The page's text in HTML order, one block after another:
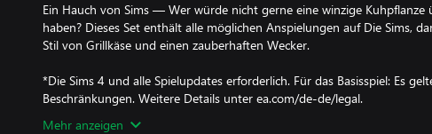
Ein Hauch von Sims — Wer würde nicht gerne eine winzige Kuhpflanze
haben? Dieses Set enthält alle möglichen Anspielungen auf Die Sims,
Stil von Grillkäse und einen zauberhaften Wecker.
*Die Sims 4 und alle Spielupdates erforderlich. Für das Basisspiel: Es
Beschränkungen. Weitere Details unter ea.com/de-de/legal.
Mehr anzeigen